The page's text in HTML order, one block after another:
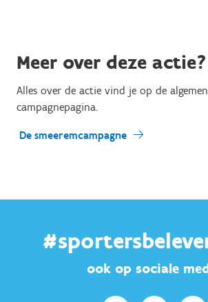
Meer over deze actie?
Alles over de actie vind je op de
campagnepagina.
De smeeremcampagne
ook op sociale